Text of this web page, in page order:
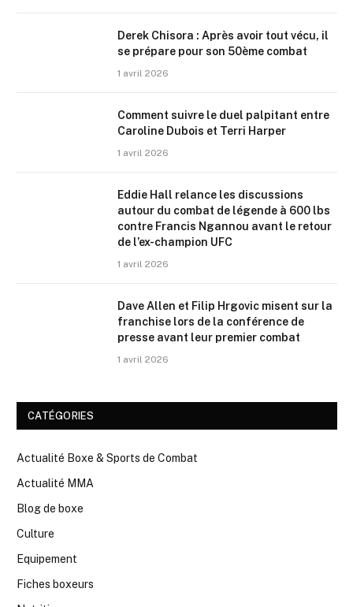
Derek Chisora : Après avoir tout vécu, il
se prépare pour son 50ème combat
1 avril 2026
Comment suivre le duel palpitant entre
Caroline Dubois et Terri Harper
1 avril 2026
Eddie Hall relance les discussions
autour du combat de légende à 600 lbs
contre Francis Ngannou avant le retour
de l’ex-champion UFC
1 avril 2026
Dave Allen et Filip Hrgovic misent sur la
franchise lors de la conférence de
presse avant leur premier combat
1 avril 2026
CATÉGORIES
Actualité Boxe & Sports de Combat
Actualité MMA
Blog de boxe
Culture
Equipement
Fiches boxeurs